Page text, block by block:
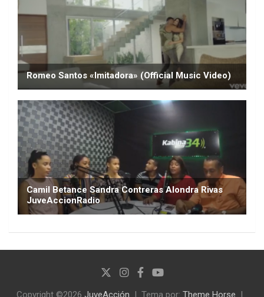
Copyright ©2026 JuveAcción Tema por: Theme Horse